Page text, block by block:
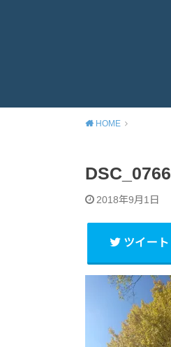
HOME
DSC_0766
2018年9月1日
ツイート